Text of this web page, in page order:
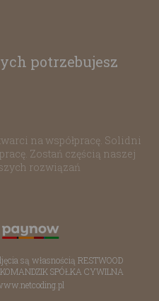
potrzebujesz
na współpracę. Solidni
Zostań częścią naszej
rozwiązań
są własnością RESTWOOD
SPÓŁKA CYWILNA